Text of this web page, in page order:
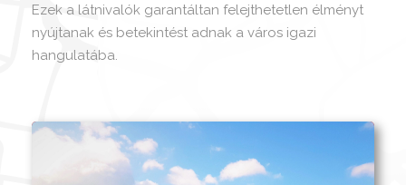
Ezek a látnivalók garantáltan felejthetetlen élményt
nyújtanak és betekintést adnak a város igazi
hangulatába.